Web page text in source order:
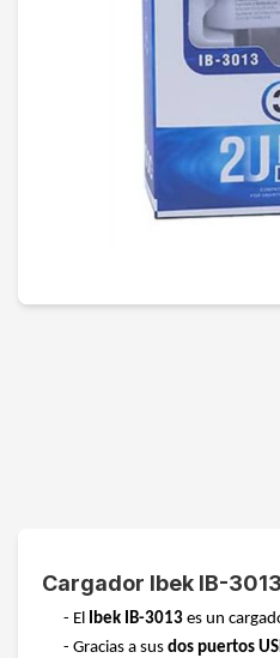
Cargador Ibek IB-
- El Ibek IB-3013 es un
- Gracias a sus dos puertos